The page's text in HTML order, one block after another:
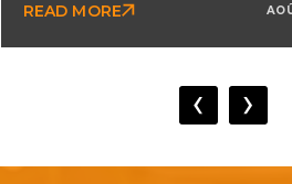
READ MORE
‹ ›